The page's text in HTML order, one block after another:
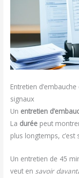
Entretien
signaux
Un entretien
La durée peut
plus longtemps,
Un entretien de 45
veut en savoir